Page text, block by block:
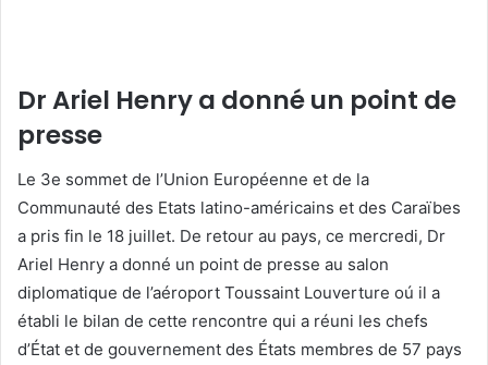
Dr Ariel Henry a donné un point de
presse
Le 3e sommet de l’Union Européenne et de la
Communauté des Etats latino-américains et des Caraïbes
a pris fin le 18 juillet. De retour au pays, ce mercredi, Dr
Ariel Henry a donné un point de presse au salon
diplomatique de l’aéroport Toussaint Louverture oú il a
établi le bilan de cette rencontre qui a réuni les chefs
d’État et de gouvernement des États membres de 57 pays